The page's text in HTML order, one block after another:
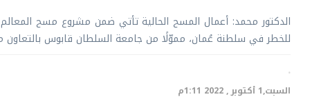
الدكتور محمد: أعمال المسح الحالية تأتي ضمن مشروع مسح المعالم
للخطر في سلطنة عُمان، مموّلًا من جامعة السلطان قابوس بالتعاون
·
السبت,1 أكتوبر , 2022 1:11م